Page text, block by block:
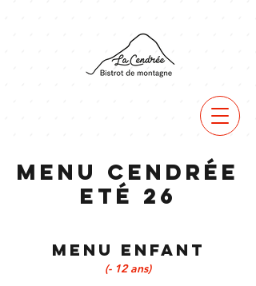
Menu Cendrée
Eté 26
MENU ENFANT
(- 12 ans)